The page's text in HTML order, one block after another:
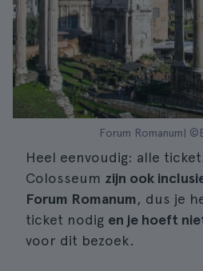
Forum Romanum|
Heel eenvoudig: alle
Colosseum zijn ook
Forum Romanum, dus je
ticket nodig en je hoeft
voor dit bezoek.